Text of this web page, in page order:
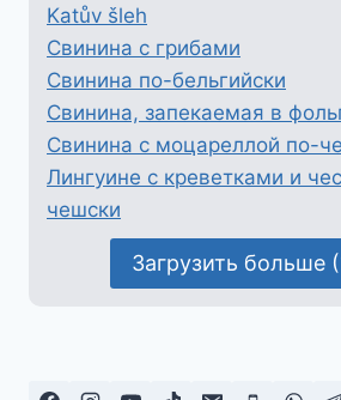
Katův šleh
Свинина с грибами
Свинина по-бельгийски
Свинина, запекаемая в
Свинина с моцареллой по-
Лингуине с креветками и
чешски
Загрузить больше